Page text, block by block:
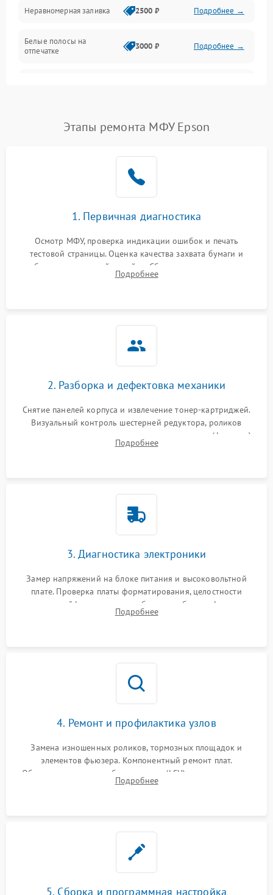
Дисплей и органы управления
Изображение
Неравномерная заливка 2500 ₽ Подробнее →
Белые полосы на
отпечатке
3000 ₽ Подробнее →
Этапы ремонта МФУ Epson
1. Первичная диагностика
Осмотр МФУ, проверка индикации ошибок и печать
тестовой страницы. Оценка качества захвата бумаги и
работы сканирующей линейки. Сбор данных о замятиях,
дефектах изображения или посторонних шумах при работе.
Подробнее
2. Разборка и дефектовка механики
Снятие панелей корпуса и извлечение тонер-картриджей.
Визуальный контроль шестерней редуктора, роликов
захвата, термопленки и прижимного вала в печи (фьюзере).
Проверка оптики сканера на загрязнения.
Подробнее
3. Диагностика электроники
Замер напряжений на блоке питания и высоковольтной
плате. Проверка платы форматирования, целостности
плоских шлейфов сканера и работоспособности флажков и
оптопар (датчиков прохождения бумаги).
Подробнее
4. Ремонт и профилактика узлов
Замена изношенных роликов, тормозных площадок и
элементов фьюзера. Компонентный ремонт плат.
Обязательная очистка блока лазера (LSU), зеркал и тракта
печати от просыпанного тонера и бумажной пыли.
Подробнее
5. Сборка и программная настройка